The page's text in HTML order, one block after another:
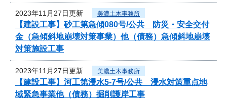
2023年11月27日更新 美濃土木事務所
【建設工事】砂工第急傾080号/公共 防災・安全交付
金（急傾斜地崩壊対策事業）他（債務）急傾斜地崩壊
対策施設工事
2023年11月27日更新 美濃土木事務所
【建設工事】河工第浸水5-7号/公共 浸水対策重点地
域緊急事業他（債務）掘削護岸工事